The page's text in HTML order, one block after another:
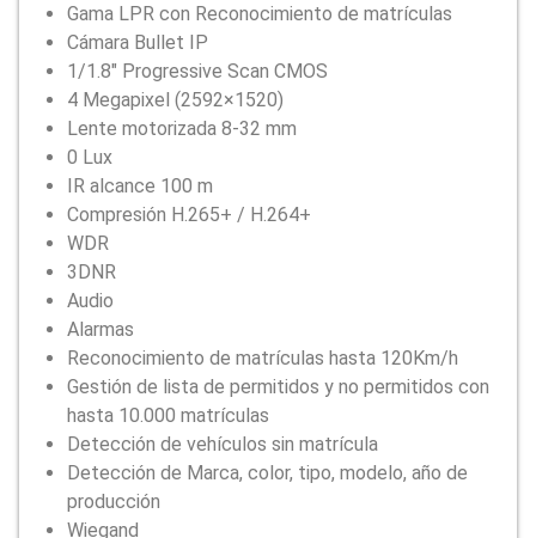
Gama LPR con Reconocimiento de matrículas
Cámara Bullet IP
1/1.8″ Progressive Scan CMOS
4 Megapixel (2592×1520)
Lente motorizada 8-32 mm
0 Lux
IR alcance 100 m
Compresión H.265+ / H.264+
WDR
3DNR
Audio
Alarmas
Reconocimiento de matrículas hasta 120Km/h
Gestión de lista de permitidos y no permitidos con
hasta 10.000 matrículas
Detección de vehículos sin matrícula
Detección de Marca, color, tipo, modelo, año de
producción
Wiegand